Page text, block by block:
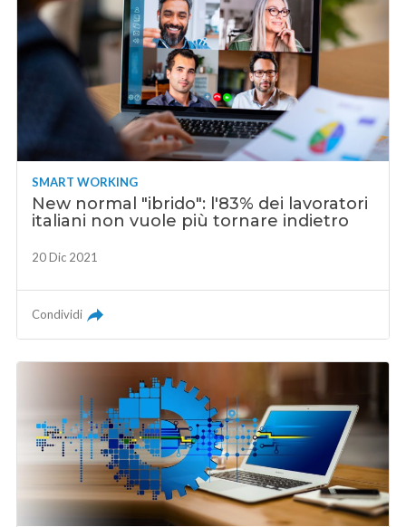
SMART WORKING
New normal "ibrido": l'83% dei lavoratori
italiani non vuole più tornare indietro
20 Dic 2021
Condividi